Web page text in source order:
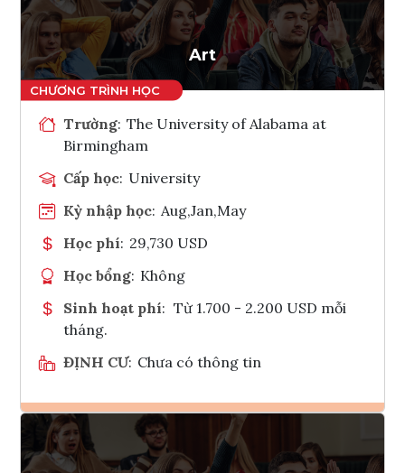
Tham vấn Interlink
Art
Trường: The University of Alabama at
Birmingham
Cấp học: University
Kỳ nhập học: Aug,Jan,May
Học phí: 29,730 USD
Học bổng: Không
Sinh hoạt phí: Từ 1.700 - 2.200 USD mỗi
tháng.
ĐỊNH CƯ: Chưa có thông tin
Ghi danh